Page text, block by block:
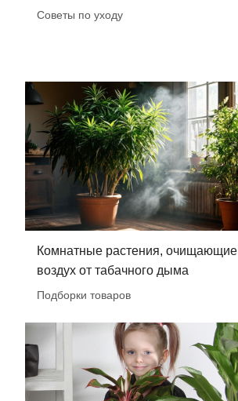
Советы по уходу
Комнатные растения, очищающие
воздух от табачного дыма
Подборки товаров